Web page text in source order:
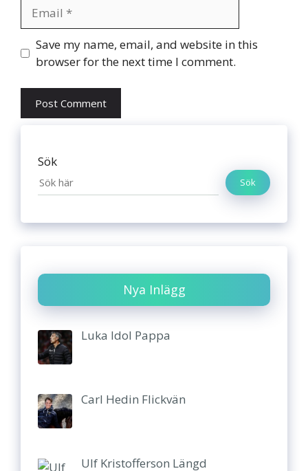
Website
Save my name, email, and website in this
browser for the next time I comment.
Sök
Sök
Nya Inlägg
Luka Idol Pappa
Carl Hedin Flickvän
Ulf Kristofferson Längd